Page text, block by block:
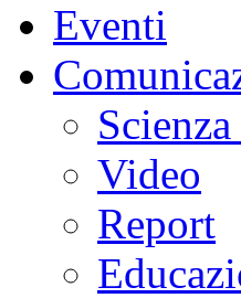
Eventi
Video
Report